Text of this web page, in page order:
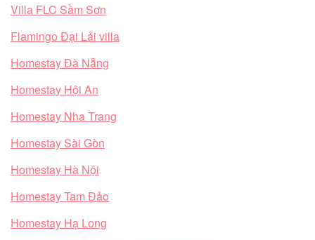
Villa FLC Sầm Sơn
Flamingo Đại Lải villa
Homestay Đà Nẵng
Homestay Hội An
Homestay Nha Trang
Homestay Sài Gòn
Homestay Hà Nội
Homestay Tam Đảo
Homestay Hạ Long